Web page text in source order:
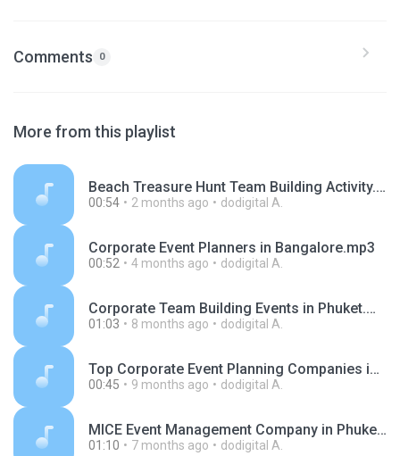
Comments 0
More from this playlist
Beach Treasure Hunt Team Building Activity.mp3
00:54 2 months ago dodigital A.
Corporate Event Planners in Bangalore.mp3
00:52 4 months ago dodigital A.
Corporate Team Building Events in Phuket.mp3
01:03 8 months ago dodigital A.
Top Corporate Event Planning Companies in Mumbai.m4a
00:45 9 months ago dodigital A.
MICE Event Management Company in Phuket.mp3
01:10 7 months ago dodigital A.